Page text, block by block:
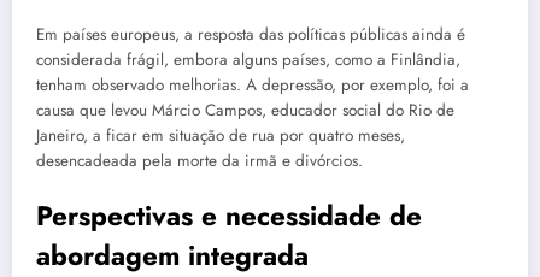
Em países europeus, a resposta das políticas públicas ainda é
considerada frágil, embora alguns países, como a Finlândia,
tenham observado melhorias. A depressão, por exemplo, foi a
causa que levou Márcio Campos, educador social do Rio de
Janeiro, a ficar em situação de rua por quatro meses,
desencadeada pela morte da irmã e divórcios.
Perspectivas e necessidade de
abordagem integrada